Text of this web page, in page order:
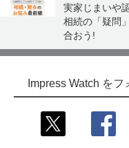
実家じまいや
相続の「疑問
合おう!
Impress Watch をフ